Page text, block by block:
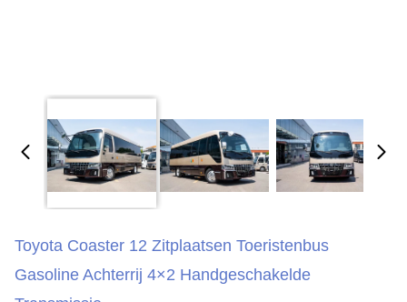
Toyota Coaster 12 Zitplaatsen Toeristenbus
Gasoline Achterrij 4×2 Handgeschakelde